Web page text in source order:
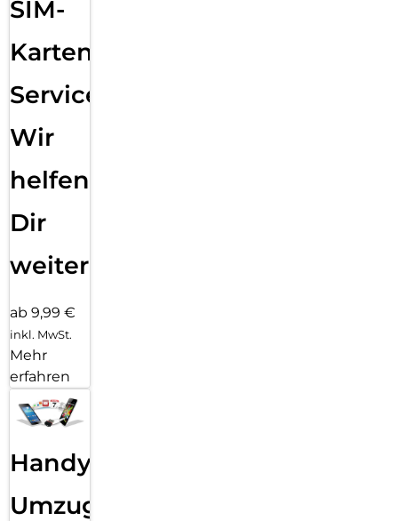
SIM-
Karten
Service:
Wir
helfen
Dir
weiter
ab 9,99 €
inkl. MwSt.
Mehr
erfahren
Handy
Umzug